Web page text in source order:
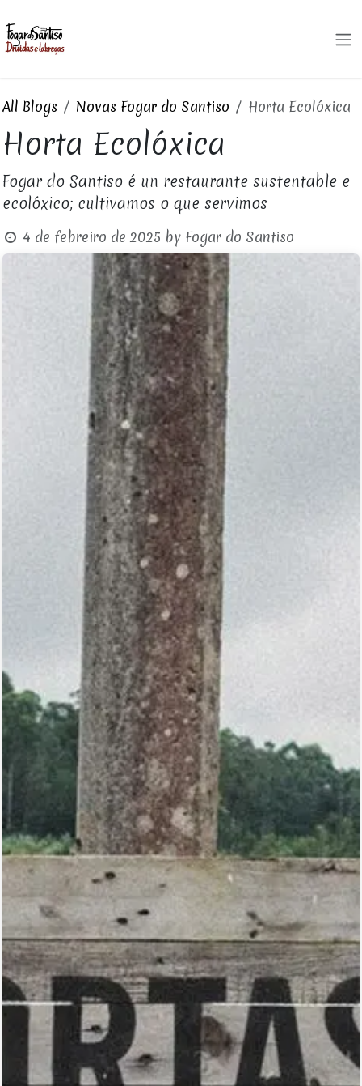
All Blogs Novas Fogar do Santiso Horta Ecolóxica
Horta Ecolóxica
Fogar do Santiso é un restaurante sustentable e
ecolóxico; cultivamos o que servimos
4 de febreiro de 2025 by Fogar do Santiso